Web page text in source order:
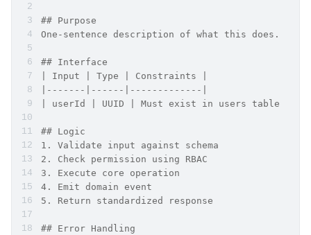
## Purpose
One-sentence description of what this does.
## Interface
| Input | Type | Constraints |
|-------|------|-------------|
| userId | UUID | Must exist in users table |
## Logic
1. Validate input against schema
2. Check permission using RBAC
3. Execute core operation
4. Emit domain event
5. Return standardized response
## Error Handling